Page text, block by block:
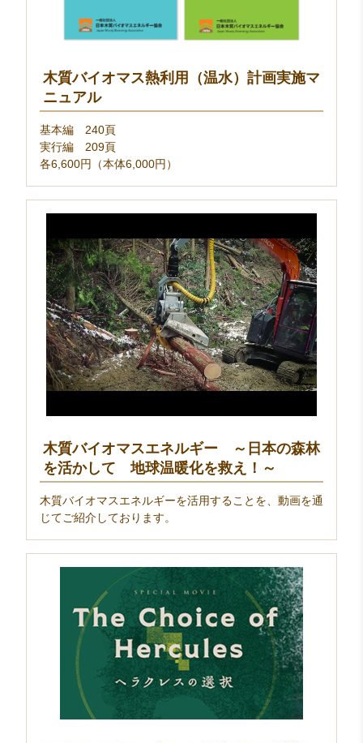
木質バイオマス熱利用（温水）計画実施マ
ニュアル
基本編 240頁
実行編 209頁
各6,600円（本体6,000円）
木質バイオマスエネルギー ～日本の森林
を活かして 地球温暖化を救え！～
木質バイオマスエネルギーを活用することを、動画を通
じてご紹介しております。